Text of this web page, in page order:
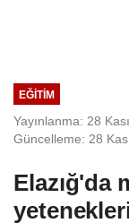
EĞITIM
Yayınlanma: 28
Güncelleme: 28
Elazığ'da